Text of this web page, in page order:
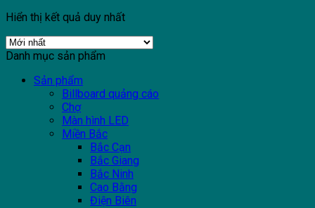
Hiển thị kết quả duy nhất
Danh mục sản phẩm
Sản phẩm
Billboard quảng cáo
Chợ
Màn hình LED
Miền Bắc
Bắc Cạn
Bắc Giang
Bắc Ninh
Cao Bằng
Điện Biên